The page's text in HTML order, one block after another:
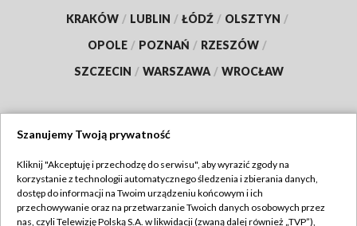
KRAKÓW / LUBLIN / ŁÓDŹ / OLSZTYN /
OPOLE / POZNAŃ / RZESZÓW /
SZCZECIN / WARSZAWA / WROCŁAW
TVP
Abonament TVP
Regulamin TVP
Szanujemy Twoją prywatność
Kliknij "Akceptuję i przechodzę do serwisu", aby wyrazić zgody na
korzystanie z technologii automatycznego śledzenia i zbierania danych,
dostęp do informacji na Twoim urządzeniu końcowym i ich
przechowywanie oraz na przetwarzanie Twoich danych osobowych przez
nas, czyli Telewizję Polską S.A. w likwidacji (zwaną dalej również „TVP”),